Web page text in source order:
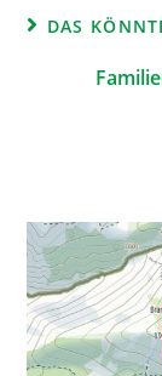
DAS